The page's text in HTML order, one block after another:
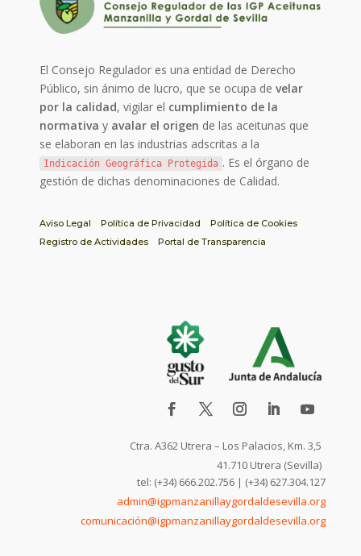
El Consejo Regulador es una entidad de Derecho
Público, sin ánimo de lucro, que se ocupa develar
por la calidad, vigilar el cumplimiento de la
normativa y avalar el origen de las aceitunas que
se elaboran en las industrias adscritas a la
Indicación Geográfica Protegida . Es el órgano de
gestión de dichas denominaciones de Calidad.
Aviso Legal Política de Privacidad
Política de Cookies
Registro de Actividades
Portal de Transparencia
Ctra. A362 Utrera – Los Palacios, Km. 3,5
41.710 Utrera (Sevilla)
tel: (+34) 666.202.756 | (+34) 627.304.127
admin@igpmanzanillaygordaldesevilla.org
comunicación@igpmanzanillaygordaldesevilla.org